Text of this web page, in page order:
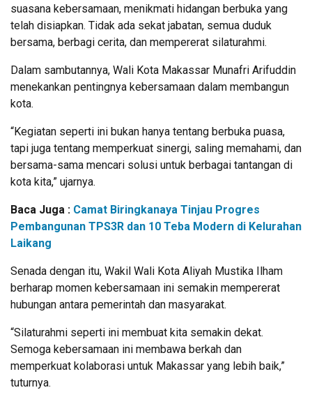
suasana kebersamaan, menikmati hidangan berbuka yang
telah disiapkan. Tidak ada sekat jabatan, semua duduk
bersama, berbagi cerita, dan mempererat silaturahmi.
Dalam sambutannya, Wali Kota Makassar Munafri Arifuddin
menekankan pentingnya kebersamaan dalam membangun
kota.
“Kegiatan seperti ini bukan hanya tentang berbuka puasa,
tapi juga tentang memperkuat sinergi, saling memahami, dan
bersama-sama mencari solusi untuk berbagai tantangan di
kota kita,” ujarnya.
Baca Juga : Camat Biringkanaya Tinjau Progres
Pembangunan TPS3R dan 10 Teba Modern di Kelurahan
Laikang
Senada dengan itu, Wakil Wali Kota Aliyah Mustika Ilham
berharap momen kebersamaan ini semakin mempererat
hubungan antara pemerintah dan masyarakat.
“Silaturahmi seperti ini membuat kita semakin dekat.
Semoga kebersamaan ini membawa berkah dan
memperkuat kolaborasi untuk Makassar yang lebih baik,”
tuturnya.